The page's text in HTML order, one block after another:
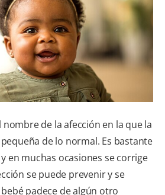
PARA PROFESIONALES
nombre de la afección en la que la
de lo normal. Es bastante
en muchas ocasiones se corrige
se puede prevenir y se
padece de algún otro